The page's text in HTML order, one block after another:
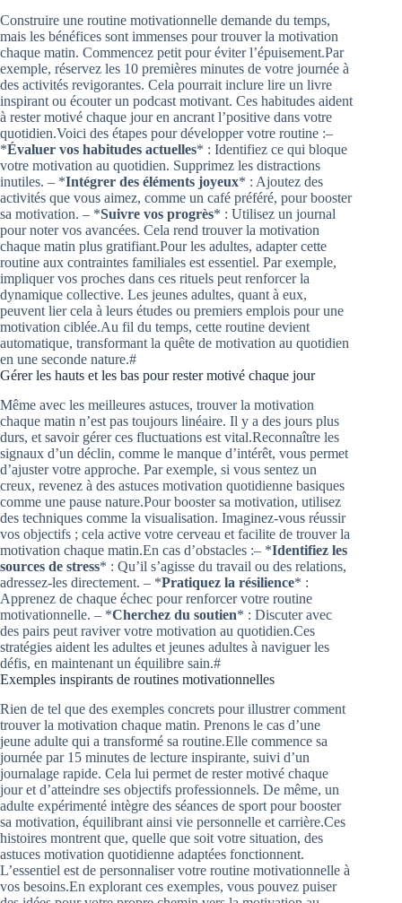
Construire une routine motivationnelle demande du temps,
mais les bénéfices sont immenses pour trouver la motivation
chaque matin. Commencez petit pour éviter l’épuisement.Par
exemple, réservez les 10 premières minutes de votre journée à
des activités revigorantes. Cela pourrait inclure lire un livre
inspirant ou écouter un podcast motivant. Ces habitudes aident
à rester motivé chaque jour en ancrant l’positive dans votre
quotidien.Voici des étapes pour développer votre routine :–
*Évaluer vos habitudes actuelles* : Identifiez ce qui bloque
votre motivation au quotidien. Supprimez les distractions
inutiles. – *Intégrer des éléments joyeux* : Ajoutez des
activités que vous aimez, comme un café préféré, pour booster
sa motivation. – *Suivre vos progrès* : Utilisez un journal
pour noter vos avancées. Cela rend trouver la motivation
chaque matin plus gratifiant.Pour les adultes, adapter cette
routine aux contraintes familiales est essentiel. Par exemple,
impliquer vos proches dans ces rituels peut renforcer la
dynamique collective. Les jeunes adultes, quant à eux,
peuvent lier cela à leurs études ou premiers emplois pour une
motivation ciblée.Au fil du temps, cette routine devient
automatique, transformant la quête de motivation au quotidien
en une seconde nature.#
Gérer les hauts et les bas pour rester motivé chaque jour
Même avec les meilleures astuces, trouver la motivation
chaque matin n’est pas toujours linéaire. Il y a des jours plus
durs, et savoir gérer ces fluctuations est vital.Reconnaître les
signaux d’un déclin, comme le manque d’intérêt, vous permet
d’ajuster votre approche. Par exemple, si vous sentez un
creux, revenez à des astuces motivation quotidienne basiques
comme une pause nature.Pour booster sa motivation, utilisez
des techniques comme la visualisation. Imaginez-vous réussir
vos objectifs ; cela active votre cerveau et facilite de trouver la
motivation chaque matin.En cas d’obstacles :– *Identifiez les
sources de stress* : Qu’il s’agisse du travail ou des relations,
adressez-les directement. – *Pratiquez la résilience* :
Apprenez de chaque échec pour renforcer votre routine
motivationnelle. – *Cherchez du soutien* : Discuter avec
des pairs peut raviver votre motivation au quotidien.Ces
stratégies aident les adultes et jeunes adultes à naviguer les
défis, en maintenant un équilibre sain.#
Exemples inspirants de routines motivationnelles
Rien de tel que des exemples concrets pour illustrer comment
trouver la motivation chaque matin. Prenons le cas d’une
jeune adulte qui a transformé sa routine.Elle commence sa
journée par 15 minutes de lecture inspirante, suivi d’un
journalage rapide. Cela lui permet de rester motivé chaque
jour et d’atteindre ses objectifs professionnels. De même, un
adulte expérimenté intègre des séances de sport pour booster
sa motivation, équilibrant ainsi vie personnelle et carrière.Ces
histoires montrent que, quelle que soit votre situation, des
astuces motivation quotidienne adaptées fonctionnent.
L’essentiel est de personnaliser votre routine motivationnelle à
vos besoins.En explorant ces exemples, vous pouvez puiser